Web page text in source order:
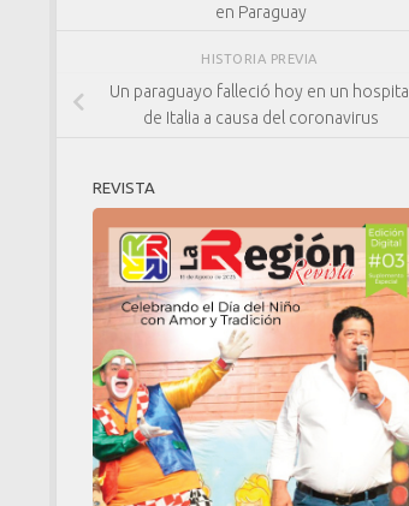
en Paraguay
HISTORIA PREVIA
Un paraguayo falleció hoy en un hospital
de Italia a causa del coronavirus
REVISTA